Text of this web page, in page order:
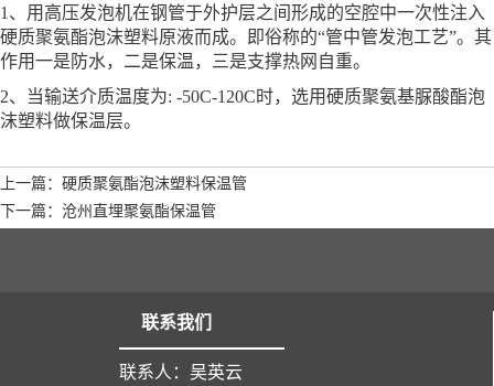
1、用高压发泡机在钢管于外护层之间形成的空腔中一次性注入
硬质聚氨酯泡沫塑料原液而成。即俗称的“管中管发泡工艺”。其
作用一是防水，二是保温，三是支撑热网自重。
2、当输送介质温度为: -50C-120C时，选用硬质聚氨基脲酸酯泡
沫塑料做保温层。
上一篇：硬质聚氨酯泡沫塑料保温管
下一篇：沧州直埋聚氨酯保温管
联系我们
联系人：吴英云